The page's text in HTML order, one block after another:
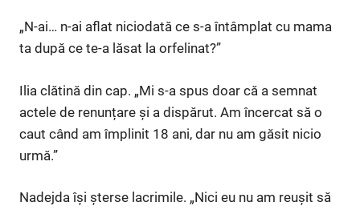
„N-ai… n-ai aflat niciodată ce s-a întâmplat cu mama
ta după ce te-a lăsat la orfelinat?”
Ilia clătină din cap. „Mi s-a spus doar că a semnat
actele de renunțare și a dispărut. Am încercat să o
caut când am împlinit 18 ani, dar nu am găsit nicio
urmă.”
Nadejda își șterse lacrimile. „Nici eu nu am reușit să